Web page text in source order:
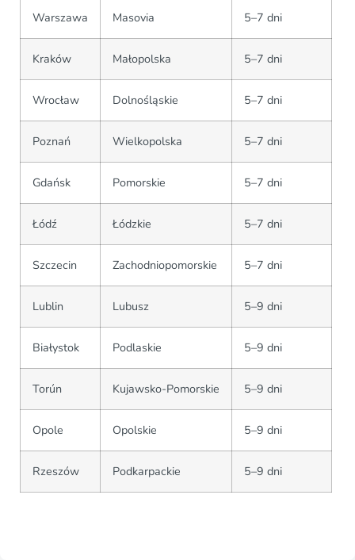
Warszawa Masovia 5–7 dni
Kraków Małopolska 5–7 dni
Wrocław Dolnośląskie 5–7 dni
Poznań Wielkopolska 5–7 dni
Gdańsk Pomorskie 5–7 dni
Łódź Łódzkie 5–7 dni
Szczecin Zachodniopomorskie 5–7 dni
Lublin Lubusz 5–9 dni
Białystok Podlaskie 5–9 dni
Torún Kujawsko-Pomorskie 5–9 dni
Opole Opolskie 5–9 dni
Rzeszów Podkarpackie 5–9 dni